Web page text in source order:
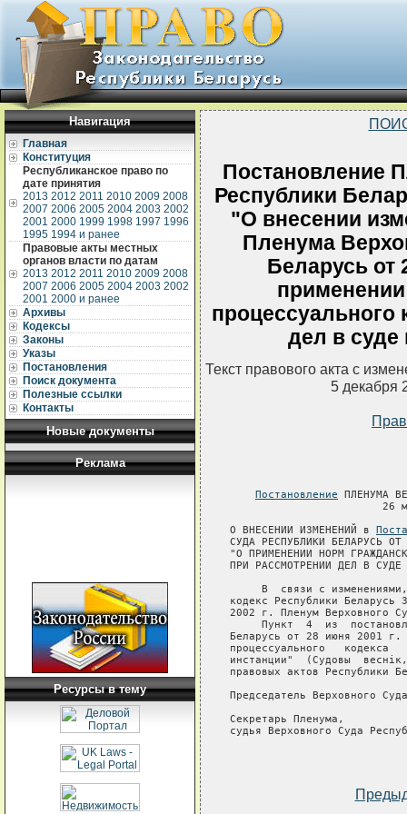
Навигация
Главная
Конституция
Республиканское право по
дате принятия
2013 2012 2011 2010 2009 2008
2007 2006 2005 2004 2003 2002
2001 2000 1999 1998 1997 1996
1995 1994 и ранее
Правовые акты местных
органов власти по датам
2013 2012 2011 2010 2009 2008
2007 2006 2005 2004 2003 2002
2001 2000 и ранее
Архивы
Кодексы
Законы
Указы
Постановления
Поиск документа
Полезные ссылки
Контакты
Новые документы
Реклама
Ресурсы в тему
Постановление
Республики
"О внесении
Пленума
Беларусь от
процессуального
дел в суде
Текст правового акта с
5 декабря
Постановление ПЛЕНУМА
26
О ВНЕСЕНИИ ИЗМЕНЕНИЙ в
СУДА РЕСПУБЛИКИ БЕЛАРУСЬ
"О ПРИМЕНЕНИИ НОРМ
ПРИ РАССМОТРЕНИИ ДЕЛ В СУДЕ
В  связи с
кодекс Республики Беларусь
2002 г. Пленум Верховного
Пункт  4  из
Беларусь от 28 июня 2001
процессуального   кодекса
инстанции"  (Судовы
правовых актов
Председатель Верховного
Секретарь Пленума,
судья Верховного Суда